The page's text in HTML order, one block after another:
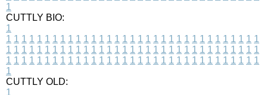
1
CUTTLY BIO:
1
1 1 1 1 1 1 1 1 1 1 1 1 1 1 1 1 1 1 1 1 1 1 1 1 1 1 1 1 1 1 1 1 1
1 1 1 1 1 1 1 1 1 1 1 1 1 1 1 1 1 1 1 1 1 1 1 1 1 1 1 1 1 1 1 1 1
1 1 1 1 1 1 1 1 1 1 1 1 1 1 1 1 1 1 1 1 1 1 1 1 1 1 1 1 1 1 1 1 1
1
CUTTLY OLD:
1